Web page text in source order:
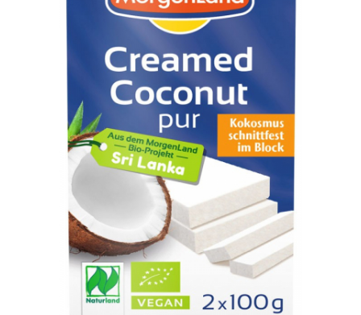
Ceaiuri diverse si accesorii
Vinuri, bere si alte bauturi
Siropuri naturale
Energizante
Carbogazoase
Siropuri Bio
Cacao si inlocuitori
Seminte bio pentru germinat
Seminte din plante oleaginoase
Superalimente bio